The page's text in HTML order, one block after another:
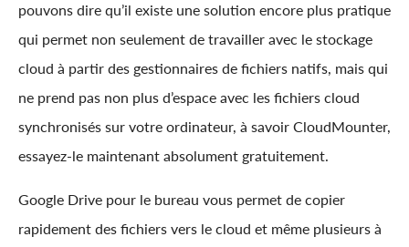
pouvons dire qu’il existe une solution encore plus pratique
qui permet non seulement de travailler avec le stockage
cloud à partir des gestionnaires de fichiers natifs, mais qui
ne prend pas non plus d’espace avec les fichiers cloud
synchronisés sur votre ordinateur, à savoir CloudMounter,
essayez-le maintenant absolument gratuitement.
Google Drive pour le bureau vous permet de copier
rapidement des fichiers vers le cloud et même plusieurs à